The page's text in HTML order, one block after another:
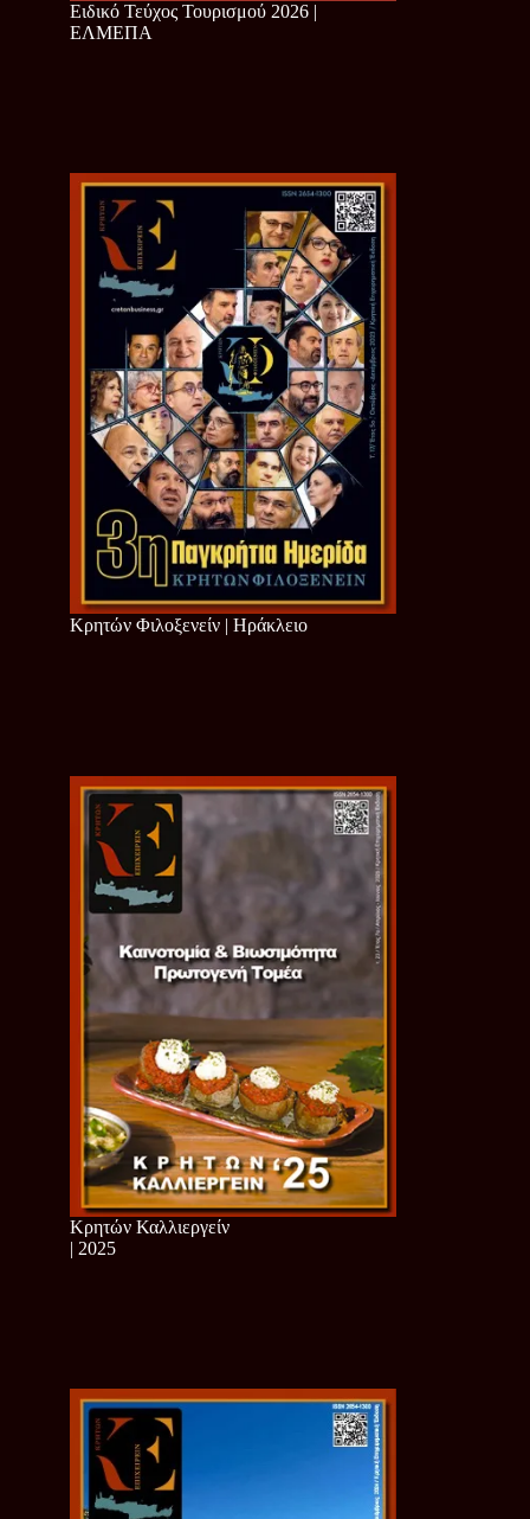
Ειδικό Τεύχος Τουρισμού 2026 |
ΕΛΜΕΠΑ
Κρητών Φιλοξενείν | Ηράκλειο
Κρητών Καλλιεργείν
| 2025